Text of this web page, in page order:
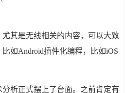
其是无线相关的内容，可以大致
如Android插件化编程，比如iOS
析正式摆上了台面。之前肯定有